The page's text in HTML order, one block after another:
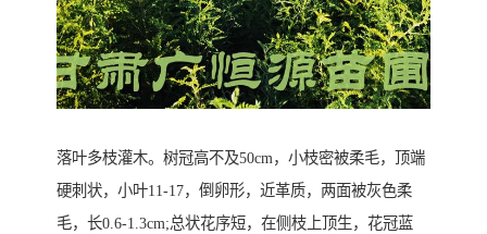
落叶多枝灌木。树冠高不及50cm，小枝密被柔毛，顶端
硬刺状，小叶11-17，倒卵形，近革质，两面被灰色柔
毛，长0.6-1.3cm;总状花序短，在侧枝上顶生，花冠蓝